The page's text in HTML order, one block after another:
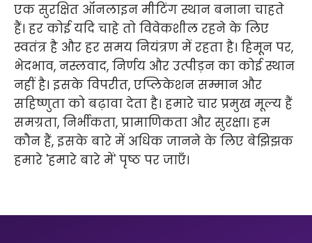
एक सुरक्षित ऑनलाइन मीटिंग स्थान बनाना चाहते
हैं। हर कोई यदि चाहे तो विवेकशील रहने के लिए
स्वतंत्र है और हर समय नियंत्रण में रहता है। हिमून पर,
भेदभाव, नस्लवाद, निर्णय और उत्पीड़न का कोई स्थान
नहीं है। इसके विपरीत, एप्लिकेशन सम्मान और
सहिष्णुता को बढ़ावा देता है। हमारे चार प्रमुख मूल्य हैं
समग्रता, निर्भीकता, प्रामाणिकता और सुरक्षा। हम
कौन हैं, इसके बारे में अधिक जानने के लिए बेझिझक
हमारे 'हमारे बारे में' पृष्ठ पर जाएँ।